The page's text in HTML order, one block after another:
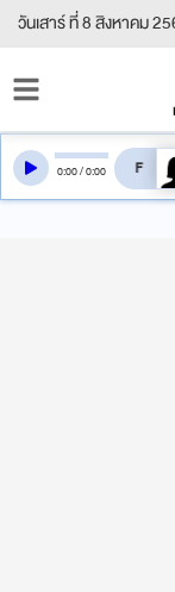
วันเสาร์ ที่ 8 สิงหาคม
0:00/0:00